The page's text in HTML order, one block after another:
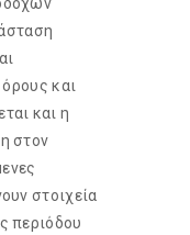
και
και η
στον
στοιχεία
περιόδου